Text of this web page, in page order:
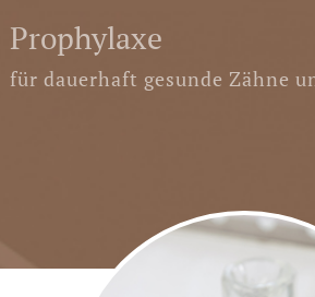
Prophylaxe
für dauerhaft gesunde Zähne